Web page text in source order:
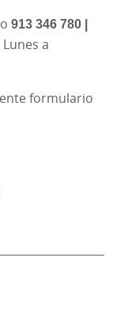
913 346 780 |
a
formulario